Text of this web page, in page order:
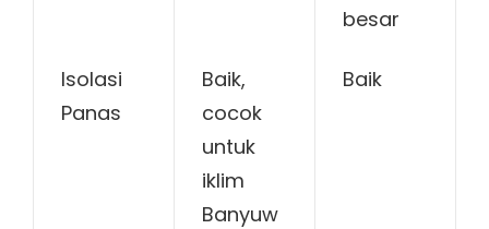
besar
Isolasi
Panas
Baik,
cocok
untuk
iklim
Banyuw
Baik